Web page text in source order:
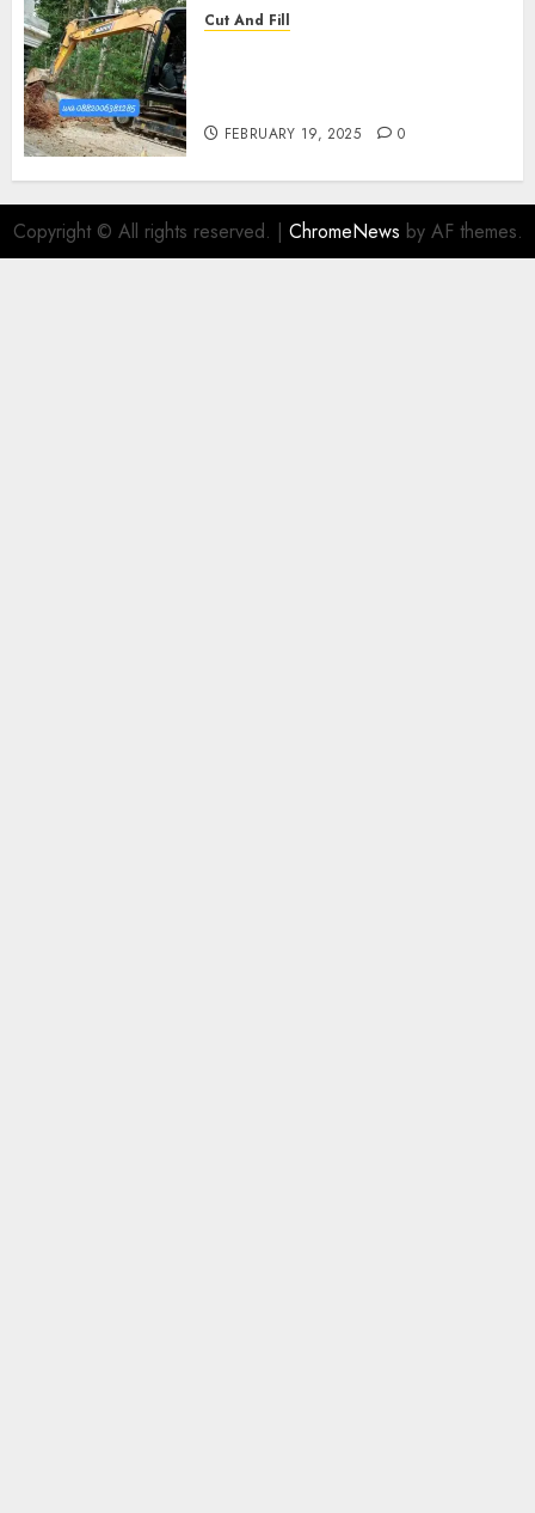
Cut And Fill
FEBRUARY 19, 2025 0
Copyright © All rights reserved. | ChromeNews by AF themes.